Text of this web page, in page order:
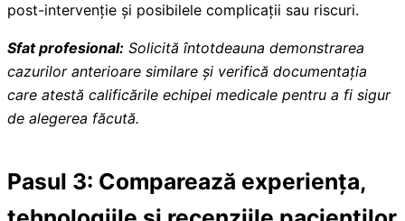
post-intervenție și posibilele complicații sau riscuri.
Sfat profesional: Solicită întotdeauna demonstrarea
cazurilor anterioare similare și verifică documentația
care atestă calificările echipei medicale pentru a fi sigur
de alegerea făcută.
Pasul 3: Comparează experiența,